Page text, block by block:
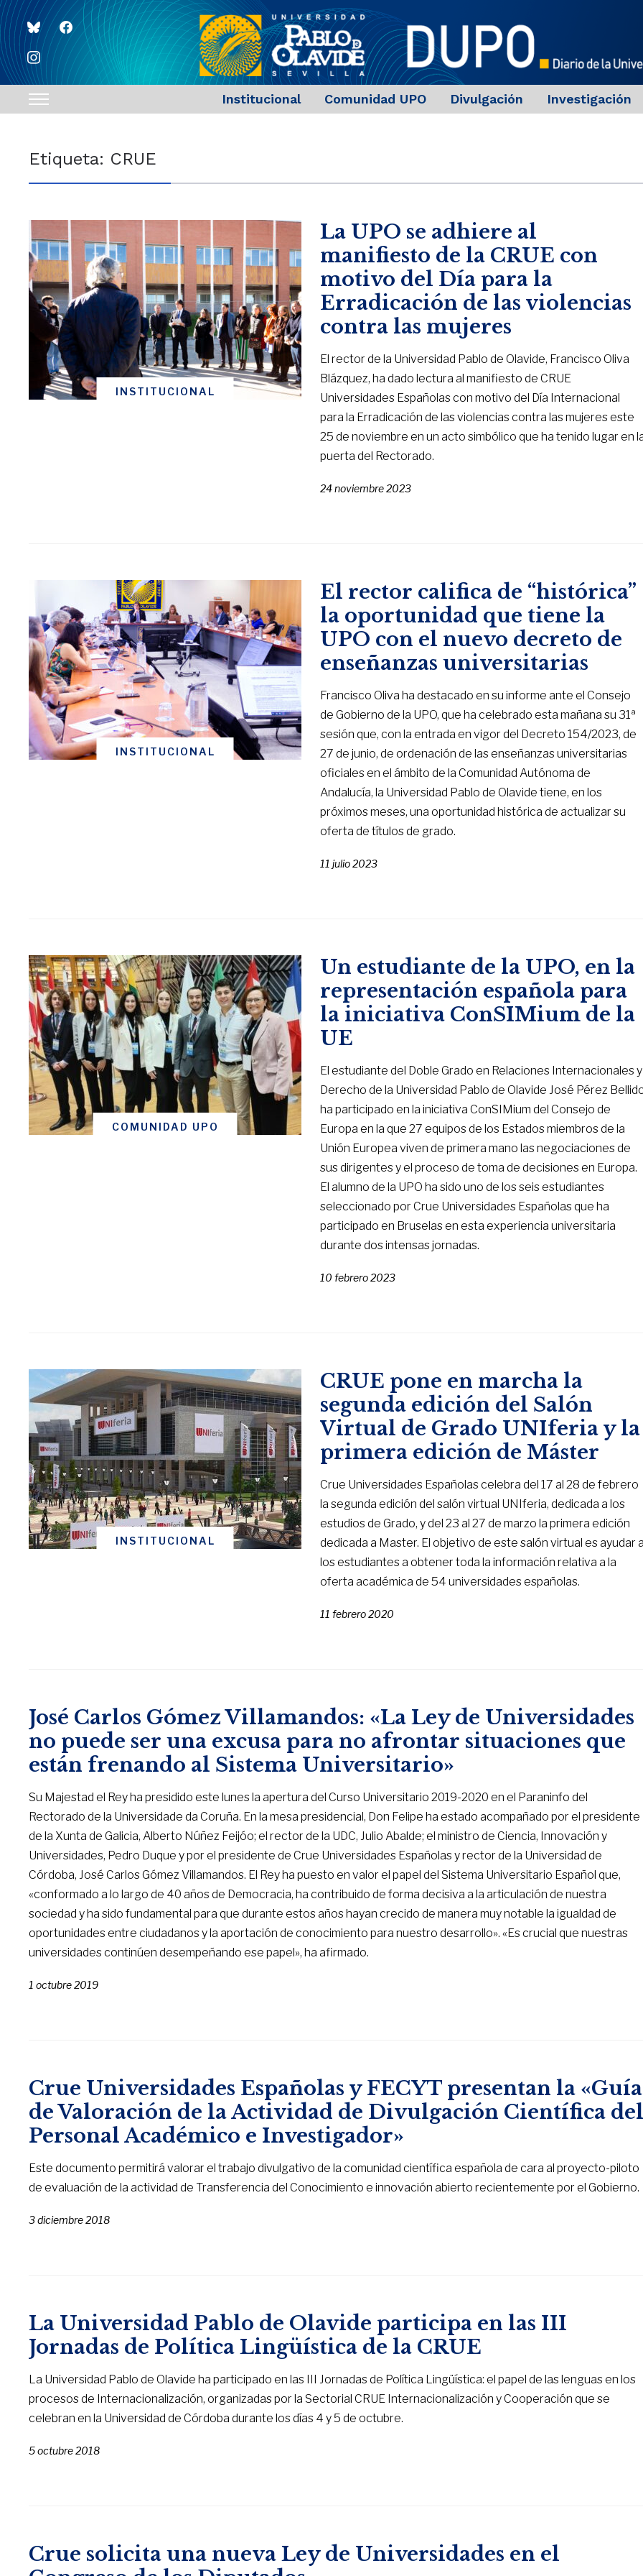
blueskyfacebook
instagram
Toggle
navigation
Institucional Comunidad UPO Divulgación Investigación
Etiqueta: CRUE
INSTITUCIONAL
La UPO se adhiere al
manifiesto de la CRUE con
motivo del Día para la
Erradicación de las violencias
contra las mujeres
El rector de la Universidad Pablo de Olavide, Francisco Oliva
Blázquez, ha dado lectura al manifiesto de CRUE
Universidades Españolas con motivo del Día Internacional
para la Erradicación de las violencias contra las mujeres este
25 de noviembre en un acto simbólico que ha tenido lugar en
puerta del Rectorado.
24 noviembre 2023
INSTITUCIONAL
El rector califica de “histórica”
la oportunidad que tiene la
UPO con el nuevo decreto de
enseñanzas universitarias
Francisco Oliva ha destacado en su informe ante el Consejo
de Gobierno de la UPO, que ha celebrado esta mañana su 31ª
sesión que, con la entrada en vigor del Decreto 154/2023, de
27 de junio, de ordenación de las enseñanzas universitarias
oficiales en el ámbito de la Comunidad Autónoma de
Andalucía, la Universidad Pablo de Olavide tiene, en los
próximos meses, una oportunidad histórica de actualizar su
oferta de títulos de grado.
11 julio 2023
COMUNIDAD UPO
Un estudiante de la UPO, en la
representación española para
la iniciativa ConSIMium de la
UE
El estudiante del Doble Grado en Relaciones Internacionales y
Derecho de la Universidad Pablo de Olavide José Pérez
ha participado en la iniciativa ConSIMium del Consejo de
Europa en la que 27 equipos de los Estados miembros de la
Unión Europea viven de primera mano las negociaciones de
sus dirigentes y el proceso de toma de decisiones en Europa.
El alumno de la UPO ha sido uno de los seis estudiantes
seleccionado por Crue Universidades Españolas que ha
participado en Bruselas en esta experiencia universitaria
durante dos intensas jornadas.
10 febrero 2023
INSTITUCIONAL
CRUE pone en marcha la
segunda edición del Salón
Virtual de Grado UNIferia y la
primera edición de Máster
Crue Universidades Españolas celebra del 17 al 28 de febrero
la segunda edición del salón virtual UNIferia, dedicada a los
estudios de Grado, y del 23 al 27 de marzo la primera edición
dedicada a Master. El objetivo de este salón virtual es ayudar
los estudiantes a obtener toda la información relativa a la
oferta académica de 54 universidades españolas.
11 febrero 2020
José Carlos Gómez Villamandos: «La Ley de Universidades
no puede ser una excusa para no afrontar situaciones que
están frenando al Sistema Universitario»
Su Majestad el Rey ha presidido este lunes la apertura del Curso Universitario 2019-2020 en el Paraninfo del
Rectorado de la Universidade da Coruña. En la mesa presidencial, Don Felipe ha estado acompañado por el presidente
de la Xunta de Galicia, Alberto Núñez Feijóo; el rector de la UDC, Julio Abalde; el ministro de Ciencia, Innovación y
Universidades, Pedro Duque y por el presidente de Crue Universidades Españolas y rector de la Universidad de
Córdoba, José Carlos Gómez Villamandos. El Rey ha puesto en valor el papel del Sistema Universitario Español que,
«conformado a lo largo de 40 años de Democracia, ha contribuido de forma decisiva a la articulación de nuestra
sociedad y ha sido fundamental para que durante estos años hayan crecido de manera muy notable la igualdad de
oportunidades entre ciudadanos y la aportación de conocimiento para nuestro desarrollo». «Es crucial que nuestras
universidades continúen desempeñando ese papel», ha afirmado.
1 octubre 2019
Crue Universidades Españolas y FECYT presentan la «Guía
de Valoración de la Actividad de Divulgación Científica
Personal Académico e Investigador»
Este documento permitirá valorar el trabajo divulgativo de la comunidad científica española de cara al proyecto-piloto
de evaluación de la actividad de Transferencia del Conocimiento e innovación abierto recientemente por el Gobierno.
3 diciembre 2018
La Universidad Pablo de Olavide participa en las III
Jornadas de Política Lingüística de la CRUE
La Universidad Pablo de Olavide ha participado en las III Jornadas de Política Lingüística: el papel de las lenguas en los
procesos de Internacionalización, organizadas por la Sectorial CRUE Internacionalización y Cooperación que se
celebran en la Universidad de Córdoba durante los días 4 y 5 de octubre.
5 octubre 2018
Crue solicita una nueva Ley de Universidades en el